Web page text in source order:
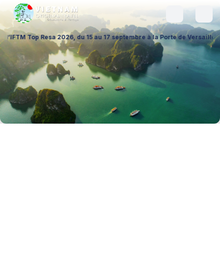
du 15 au 17 septembre à la Porte de Versailles (Hall 1 –